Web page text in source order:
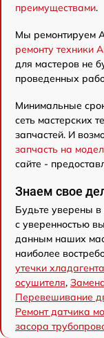
преимуществами.
Мы ремонтируем
ремонту техники
для мастеров не
проведенных
Минимальные
сеть мастерских
запчастей. И
запчасть на
сайте -
Знаем свое
Будьте уверены
с уверенностью
данным наших
наиболее
утечки хладагента
осушителя,
Перевешивание
Ремонт датчика
засора